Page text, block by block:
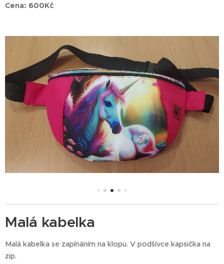
Cena: 600Kč
Malá kabelka
Malá kabelka se zapínáním na klopu. V podšívce kapsička na
zip.